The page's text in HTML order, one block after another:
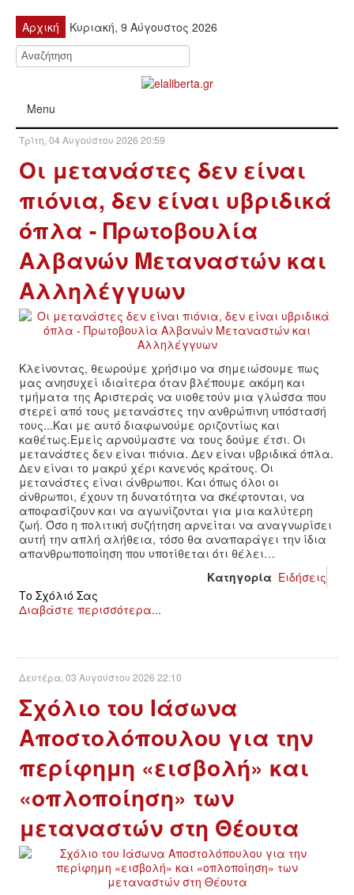
Αρχική Κυριακή, 9 Αύγουστος 2026
Menu
ΠΟΛΙΤΙΚΉ
ΚΙΝΗΤΟΠΟΙΉΣΕΙΣ
ΕΙΔΉΣΕΙΣ
ΑΝΑΚΟΙΝΏΣΕΙΣ
ΟΙΚΟΝΟΜΊΑ
ΔΙΕΘΝΉ
ΕΙΔΉΣΕΙΣ
ΚΌΣΜΟΣ
ΑΝΑΤΟΛΙΚΉ ΕΥΡΏΠΗ / ΒΑΛΚΆΝΙΑ
ΔΥΤΙΚΉ ΕΥΡΏΠΗ
ΜΈΣΗ ΑΝΑΤΟΛΉ / ΒΌΡΕΙΑ ΑΦΡΙΚΉ
ΑΣΊΑ / ΩΚΕΑΝΊΑ
ΑΦΡΙΚΉ
ΕΡΓΑΤΙΚΌ ΚΊΝΗΜΑ
ΚΙΝΗΤΟΠΟΙΉΣΕΙΣ
ΕΙΔΉΣΕΙΣ
Τρίτη, 04 Αυγούστου 2026 20:59
Οι μετανάστες δεν είναι
πιόνια, δεν είναι υβριδικά
όπλα - Πρωτοβουλία
Αλβανών Μεταναστών και
Αλληλέγγυων
Κλείνοντας, θεωρούμε χρήσιμο να σημειώσουμε πως
μας ανησυχεί ιδιαίτερα όταν βλέπουμε ακόμη και
τμήματα της Αριστεράς να υιοθετούν μια γλώσσα που
στερεί από τους μετανάστες την ανθρώπινη υπόστασή
τους...Και με αυτό διαφωνούμε οριζοντίως και
καθέτως.Εμείς αρνούμαστε να τους δούμε έτσι. Οι
μετανάστες δεν είναι πιόνια. Δεν είναι υβριδικά όπλα.
Δεν είναι το μακρύ χέρι κανενός κράτους. Οι
μετανάστες είναι άνθρωποι. Και όπως όλοι οι
άνθρωποι, έχουν τη δυνατότητα να σκέφτονται, να
αποφασίζουν και να αγωνίζονται για μια καλύτερη
ζωή. Όσο η πολιτική συζήτηση αρνείται να αναγνωρίσει
αυτή την απλή αλήθεια, τόσο θα αναπαράγει την ίδια
απανθρωποποίηση που υποτίθεται ότι θέλει…
Κατηγορία Ειδήσεις
Το Σχόλιό Σας
Διαβάστε περισσότερα...
Δευτέρα, 03 Αυγούστου 2026 22:10
Σχόλιο του Ιάσωνα
Αποστολόπουλου για την
περίφημη «εισβολή» και
«οπλοποίηση» των
μεταναστών στη Θέουτα